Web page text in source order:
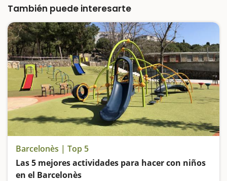
parque ofrece una combinación perfecta de
espacios verdes,…
También puede interesarte
Barcelonès | Top 5
Las 5 mejores actividades para hacer con niños
en el Barcelonès